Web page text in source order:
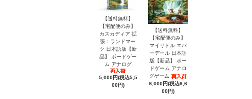
【送料無料】
【宅配便のみ】
カスカディア 拡
張：ランドマー
ク 日本語版【新
品】 ボードゲー
ム アナログ
5,000円(税込5,5
00円)
【送料無料】
【宅配便のみ】
マイリトル エバ
ーデール 日本語
版【新品】 ボー
ドゲーム アナロ
グゲーム
6,000円(税込6,6
00円)